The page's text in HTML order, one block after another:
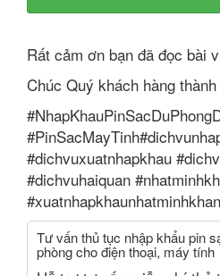
Rất cảm ơn bạn đã đọc bài
Chúc Quý khách hàng thành
#dichvuxuatnhapkhau
#dichvuhaiquan
Tư vấn thủ tục nhập khẩu pin
phòng cho điện thoại, máy tính